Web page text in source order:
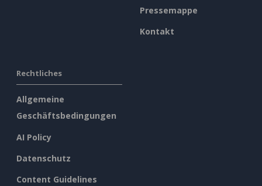
Pressemappe
Kontakt
Rechtliches
Allgemeine
Geschäftsbedingungen
AI Policy
Datenschutz
Content Guidelines